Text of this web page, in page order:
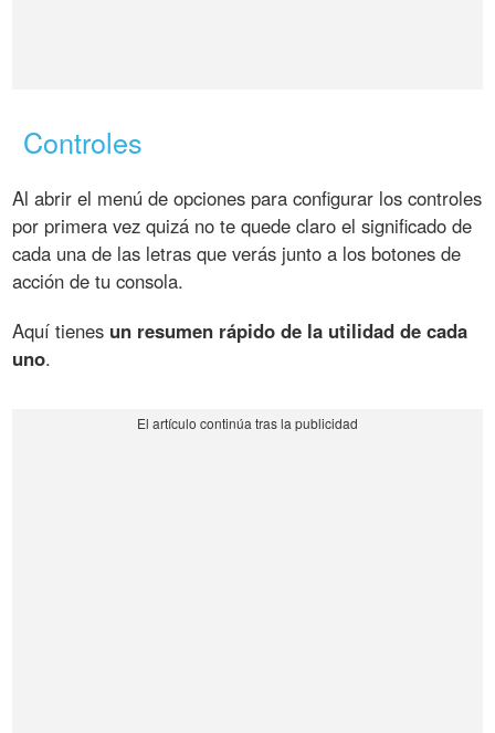
Controles
Al abrir el menú de opciones para configurar los controles
por primera vez quizá no te quede claro el significado de
cada una de las letras que verás junto a los botones de
acción de tu consola.
Aquí tienes un resumen rápido de la utilidad de cada
uno.